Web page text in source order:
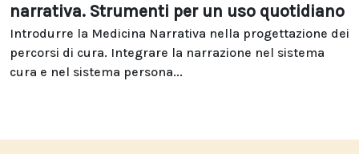
narrativa. Strumenti per un uso quotidiano
Introdurre la Medicina Narrativa nella progettazione dei
percorsi di cura. Integrare la narrazione nel sistema
cura e nel sistema persona...